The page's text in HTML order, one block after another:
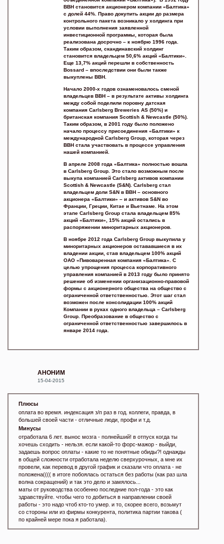
BBH становится акционером компании «Балтика»
c долей 44%. Право докупить акции до размера
контрольного пакета возникало у холдинга при
условии выполнения заявленной
инвестиционной программы, которая была
реализована досрочно – к ноябрю 1996 года.
Таким образом, скандинавский холдинг
становится владельцем 50,6% акций «Балтики».
Еще 13,7% акций перешли в собственность
Bossard – впоследствии они были также
выкуплены ВВН.
Начало 2000-х годов ознаменовалось сменой
владельцев ВВH – в результате активы холдинга
между собой поделили поровну датская
компания Carlsberg Breweries AS (50%) и
британская компания Scottish & Newcastle (50%).
Таким образом, в 2001 году было положено
начало процессу присоединения «Балтики» к
международной Carlsberg Group, которая через
BBH стала участвовать в процессе управления
нашей компанией.
В апреле 2008 года «Балтика» полностью вошла
в Carlsberg Group. Это стало возможным после
выкупа компанией Carlsberg активов компании
Scottish & Newcastle (S&N). Carlsberg стал
владельцем доли S&N в BBH – основного
акционера «Балтики» – и активов S&N во
Франции, Греции, Китае и Вьетнаме. На этом
этапе Carlsberg Group стала владельцем 85%
акций «Балтики», 15% акций остались в
распоряжении миноритарных акционеров.
В ноябре 2012 года Carlsberg Group выкупила у
миноритарных акционеров остававшиеся в их
владении акции, став владельцем 100% акций
ОАО «Пивоваренная компания «Балтика». С
целью упрощения процесса корпоративного
управления компанией в 2013 году было принято
решение об изменении организационно-правовой
формы с акционерного общества на общество с
ограниченной ответственностью. Этот шаг стал
возможен после консолидации 100% акций
Компании в руках одного владельца – Carlsberg
Group. Преобразование в общество с
ограниченной ответственностью завершилось в
январе 2014 года.
АНОНИМ
15-04-2015
Плюсы
оплата во время. индексация з/п раз в год. коллеги, правда, в
большей своей части - отличные люди, профи и т.д.
Минусы
отработала 6 лет. вынос мозга - полнейший! в отпуск когда ты
хочешь сходить - нельзя. если какой-то форс-мажор - выйди,
задаешь вопрос оплаты - какие то не понятные обиды?! однажды
в общей сложности отработала неделю сверхурочных, а мне их
провели, как перевод в другой график и сказали что оплата - не
положена(((( в итоге побоялась остаться без работы (как раз шла
волна сокращений) и так это дело и замялось...
маты от руководства особенно последние пол-года - это как
здравствуйте. чтобы чего то добиться в направлении своей
работы - это надо чтоб кто-то умер. и то, скорее всего, возьмут
со стороны или из фирмы конкурента, политика партии такова (
по крайней мере пока я работала).